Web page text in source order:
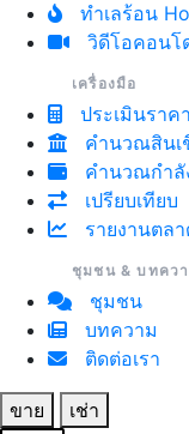
ทำเลร้อน
วิดีโอคอนโ
เครื่องมือ
ประเมินราคา
คำนวณสินเ
คำนวณกำลั
เปรียบเทียบ
รายงานตล
ชุมชน & บทคว
ชุมชน
บทความ
ติดต่อเรา
ขาย เช่า